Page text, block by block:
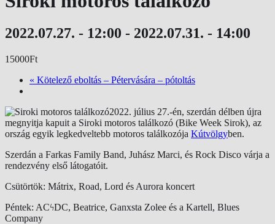
2022.07.27. - 12:00 - 2022.07.31. - 14:00
15000Ft
« Kötelező eboltás – Pétervására – pótoltás
2022. július 27.-én, szerdán délben újra
megnyitja kapuit a Siroki motoros találkozó (Bike Week Sirok), az
ország egyik legkedveltebb motoros találkozója Kútvölgyben.
Szerdán a Farkas Family Band, Juhász Marci, és Rock Disco várja a
rendezvény első látogatóit.
Csütörtök: Mátrix, Road, Lord és Aurora koncert
Péntek: ACϟDC, Beatrice, Ganxsta Zolee és a Kartell, Blues
Company